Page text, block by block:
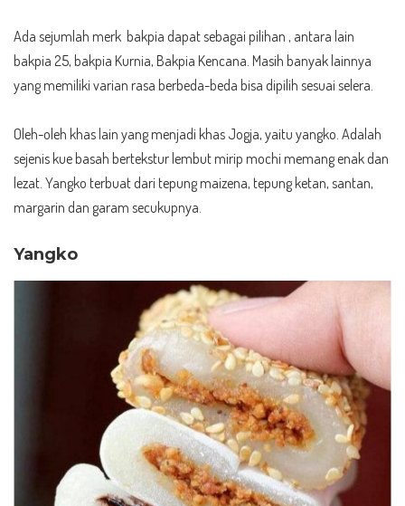
Ada sejumlah merk bakpia dapat sebagai pilihan , antara lain
bakpia 25, bakpia Kurnia, Bakpia Kencana. Masih banyak lainnya
yang memiliki varian rasa berbeda-beda bisa dipilih sesuai selera.
Oleh-oleh khas lain yang menjadi khas Jogja, yaitu yangko. Adalah
sejenis kue basah bertekstur lembut mirip mochi memang enak dan
lezat. Yangko terbuat dari tepung maizena, tepung ketan, santan,
margarin dan garam secukupnya.
Yangko